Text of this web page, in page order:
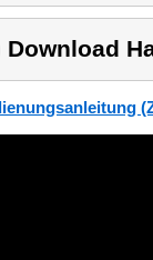
Download